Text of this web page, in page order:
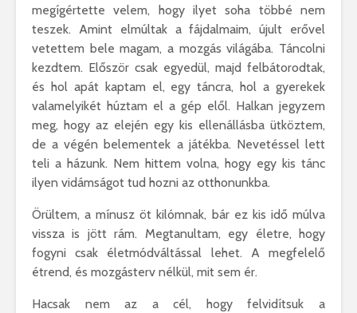
megígértette velem, hogy ilyet soha többé nem
teszek. Amint elmúltak a fájdalmaim, újult erővel
vetettem bele magam, a mozgás világába. Táncolni
kezdtem. Először csak egyedül, majd felbátorodtak,
és hol apát kaptam el, egy táncra, hol a gyerekek
valamelyikét húztam el a gép elől. Halkan jegyzem
meg, hogy az elején egy kis ellenállásba ütköztem,
de a végén belementek a játékba. Nevetéssel lett
teli a házunk. Nem hittem volna, hogy egy kis tánc
ilyen vidámságot tud hozni az otthonunkba.
Örültem, a mínusz öt kilómnak, bár ez kis idő múlva
vissza is jött rám. Megtanultam, egy életre, hogy
fogyni csak életmódváltással lehet. A megfelelő
étrend, és mozgásterv nélkül, mit sem ér.
Hacsak nem az a cél, hogy felvidítsuk a